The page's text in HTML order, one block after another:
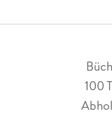
100